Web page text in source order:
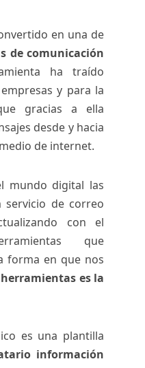
en una de
de comunicación
ha traído
y para la
gracias a ella
desde y hacia
de internet.
mundo digital las
servicio de correo
con el
que
forma en que nos
es la
es una plantilla
información